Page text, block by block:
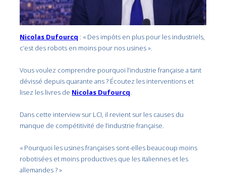
Nicolas Dufourcq : « Des impôts en plus pour les industriels,
c’est des robots en moins pour nos usines ».
Vous voulez comprendre pourquoi l’industrie française a tant
dévissé depuis quarante ans ? Écoutez les interventions et
lisez les livres de Nicolas Dufourcq.
Dans cette interview sur LCI, il revient sur les causes du
manque de compétitivité de l’industrie française.
« Pourquoi les usines françaises sont-elles beaucoup moins
robotisées et moins productives que les italiennes et les
allemandes ? »